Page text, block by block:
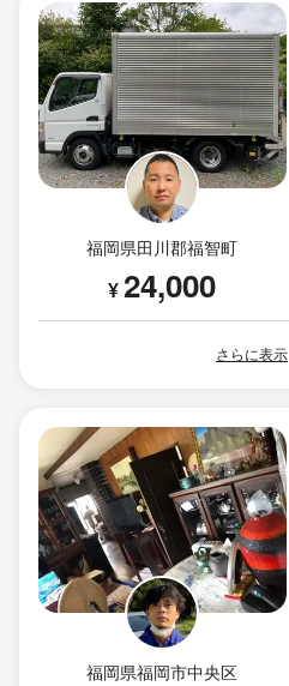
福岡県田川郡福智町
¥24,000
さらに表示
福岡県福岡市中央区